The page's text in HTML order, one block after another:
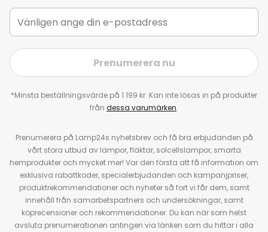
Prenumerera nu
*Minsta beställningsvärde på 1 199 kr. Kan inte lösas in på produkter
från dessa varumärken.
Prenumerera på Lamp24s nyhetsbrev och få bra erbjudanden på
vårt stora utbud av lampor, fläktar, solcellslampor, smarta
hemprodukter och mycket mer! Var den första att få information om
exklusiva rabattkoder, specialerbjudanden och kampanjpriser,
produktrekommendationer och nyheter så fort vi får dem, samt
innehåll från samarbetspartners och undersökningar, samt
köprecensioner och rekommendationer. Du kan när som helst
avsluta prenumerationen antingen via länken som du hittar i alla